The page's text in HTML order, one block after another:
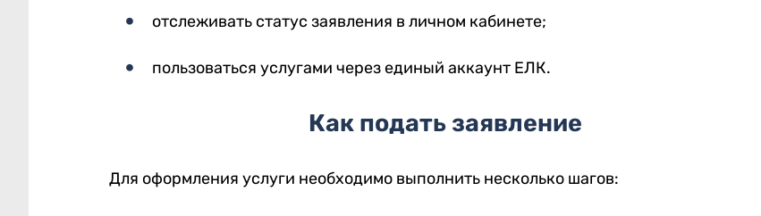
отслеживать статус заявления в личном кабинете;
пользоваться услугами через единый аккаунт ЕЛК.
Как подать заявление
Для оформления услуги необходимо выполнить несколько шагов: